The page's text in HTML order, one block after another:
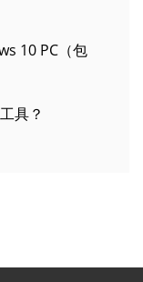
10 PC（包
具？